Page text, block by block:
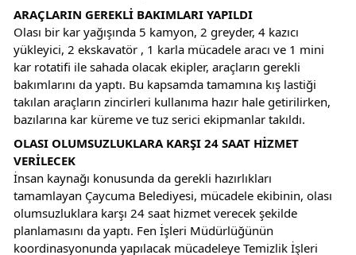
ARAÇLARIN GEREKLİ BAKIMLARI YAPILDI
Olası bir kar yağışında 5 kamyon, 2 greyder, 4 kazıcı
yükleyici, 2 ekskavatör , 1 karla mücadele aracı ve 1 mini
kar rotatifi ile sahada olacak ekipler, araçların gerekli
bakımlarını da yaptı. Bu kapsamda tamamına kış lastiği
takılan araçların zincirleri kullanıma hazır hale getirilirken,
bazılarına kar küreme ve tuz serici ekipmanlar takıldı.
OLASI OLUMSUZLUKLARA KARŞI 24 SAAT HİZMET
VERİLECEK
İnsan kaynağı konusunda da gerekli hazırlıkları
tamamlayan Çaycuma Belediyesi, mücadele ekibinin, olası
olumsuzluklara karşı 24 saat hizmet verecek şekilde
planlamasını da yaptı. Fen İşleri Müdürlüğünün
koordinasyonunda yapılacak mücadeleye Temizlik İşleri